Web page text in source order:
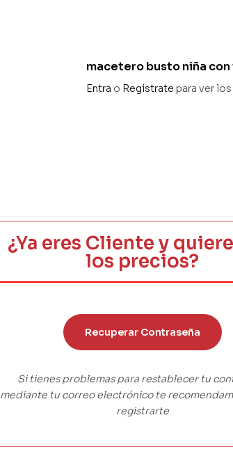
macetero busto niña con
oro envejecido diam 17 x
Entra o Regístrate para ver
¿Ya eres Cliente y
los precios?
Recuperar Contraseña
Si tienes problemas para restablecer tu
mediante tu correo electrónico te
registrarte